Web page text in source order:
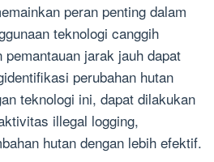
peran penting dalam
teknologi canggih
jarak jauh dapat
perubahan hutan
teknologi ini, dapat dilakukan
illegal logging,
hutan dengan lebih efektif.